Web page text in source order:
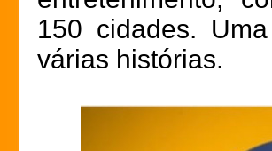
150 cidades.
várias histórias.